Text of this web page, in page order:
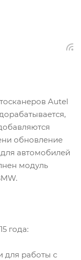
Autel
обновление
автомобилей
модуль
года:
для работы с